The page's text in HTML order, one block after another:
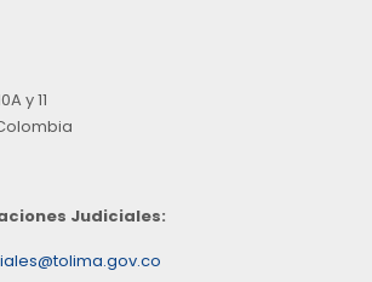
y 11
Judiciales: